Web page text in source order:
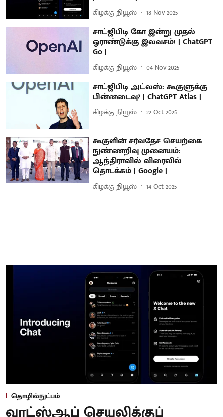
கிழக்கு நியூஸ் 18 Nov 2025
சாட்ஜிபிடி கோ இன்று முதல்
ஓராண்டுக்கு இலவசம்! | ChatGPT
Go |
கிழக்கு நியூஸ் 04 Nov 2025
சாட்ஜிபிடி அட்லஸ்: கூகுளுக்கு
பின்னடைவு? | ChatGPT Atlas |
கிழக்கு நியூஸ் 22 Oct 2025
கூகுளின் சர்வதேச செயற்கை
நுண்ணறிவு முனையம்:
ஆந்திராவில் விரைவில்
தொடக்கம் | Google |
கிழக்கு நியூஸ் 14 Oct 2025
தொழில்நுட்பம்
வாட்ஸ்ஆப் செயலிக்குப்